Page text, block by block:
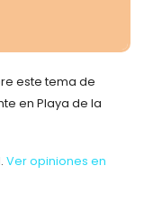
este tema de
en Playa de la
Ver opiniones en